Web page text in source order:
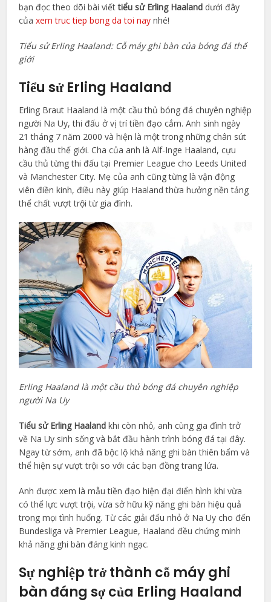
bạn đọc theo dõi bài viếttiểu sử Erling Haaland dưới đây
củaxem truc tiep bong da toi nay nhé!
Tiểu sử Erling Haaland: Cỗ máy ghi bàn của bóng đá thế
giới
Tiểu sử Erling Haaland
Erling Braut Haaland là một cầu thủ bóng đá chuyên nghiệp
người Na Uy, thi đấu ở vị trí tiền đạo cắm. Anh sinh ngày
21 tháng 7 năm 2000 và hiện là một trong những chân sút
hàng đầu thế giới. Cha của anh là Alf-Inge Haaland, cựu
cầu thủ từng thi đấu tại Premier League cho Leeds United
và Manchester City. Mẹ của anh cũng từng là vận động
viên điền kinh, điều này giúp Haaland thừa hưởng nền tảng
thể chất vượt trội từ gia đình.
Erling Haaland là một cầu thủ bóng đá chuyên nghiệp
người Na Uy
Tiểu sử Erling Haaland khi còn nhỏ, anh cùng gia đình trở
về Na Uy sinh sống và bắt đầu hành trình bóng đá tại đây.
Ngay từ sớm, anh đã bộc lộ khả năng ghi bàn thiên bẩm và
thể hiện sự vượt trội so với các bạn đồng trang lứa.
Anh được xem là mẫu tiền đạo hiện đại điển hình khi vừa
có thể lực vượt trội, vừa sở hữu kỹ năng ghi bàn hiệu quả
trong mọi tình huống. Từ các giải đấu nhỏ ở Na Uy cho đến
Bundesliga và Premier League, Haaland đều chứng minh
khả năng ghi bàn đáng kinh ngạc.
Sự nghiệp trở thành cỗ máy ghi
bàn đáng sợ của Erling Haaland